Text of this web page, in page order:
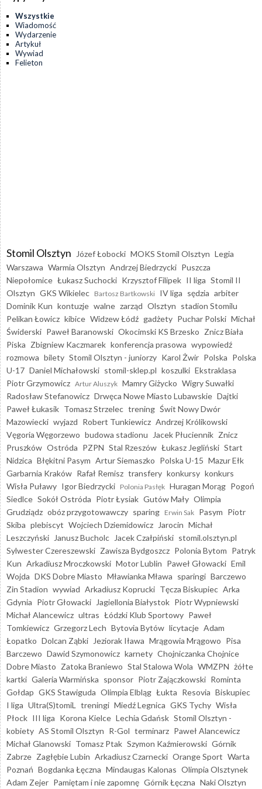
Wszystkie
Wiadomość
Wydarzenie
Artykuł
Wywiad
Felieton
Stomil Olsztyn Józef Łobocki MOKS Stomil Olsztyn Legia
Warszawa Warmia Olsztyn Andrzej Biedrzycki Puszcza
Niepołomice Łukasz Suchocki Krzysztof Filipek II liga Stomil II
Olsztyn GKS Wikielec Bartosz Bartkowski IV liga sędzia arbiter
Dominik Kun kontuzje walne zarząd Olsztyn stadion Stomilu
Pelikan Łowicz kibice Widzew Łódź gadżety Puchar Polski Michał
Świderski Paweł Baranowski Okocimski KS Brzesko Znicz Biała
Piska Zbigniew Kaczmarek konferencja prasowa wypowiedź
rozmowa bilety Stomil Olsztyn - juniorzy Karol Żwir Polska Polska
U-17 Daniel Michałowski stomil-sklep.pl koszulki Ekstraklasa
Piotr Grzymowicz Artur Aluszyk Mamry Giżycko Wigry Suwałki
Radosław Stefanowicz Drwęca Nowe Miasto Lubawskie Dajtki
Paweł Łukasik Tomasz Strzelec trening Świt Nowy Dwór
Mazowiecki wyjazd Robert Tunkiewicz Andrzej Królikowski
Vęgoria Węgorzewo budowa stadionu Jacek Płuciennik Znicz
Pruszków Ostróda PZPN Stal Rzeszów Łukasz Jegliński Start
Nidzica Błękitni Pasym Artur Siemaszko Polska U-15 Mazur Ełk
Garbarnia Kraków Rafał Remisz transfery konkursy konkurs
Wisła Puławy Igor Biedrzycki Polonia Pasłęk Huragan Morąg Pogoń
Siedlce Sokół Ostróda Piotr Łysiak Gutów Mały Olimpia
Grudziądz obóz przygotowawczy sparing Erwin Sak Pasym Piotr
Skiba plebiscyt Wojciech Dziemidowicz Jarocin Michał
Leszczyński
Janusz Bucholc Jacek Czałpiński stomil.olsztyn.pl
Sylwester Czereszewski Zawisza Bydgoszcz Polonia Bytom Patryk
Kun Arkadiusz Mroczkowski Motor Lublin Paweł Głowacki Emil
Wojda DKS Dobre Miasto Mławianka Mława sparingi Barczewo
Zin Stadion wywiad Arkadiusz Koprucki Tęcza Biskupiec Arka
Gdynia Piotr Głowacki Jagiellonia Białystok Piotr Wypniewski
Michał Alancewicz ultras Łódzki Klub Sportowy Paweł
Tomkiewicz Grzegorz Lech Bytovia Bytów licytacje Adam
Łopatko Dolcan Ząbki Jeziorak Iława Mrągowia Mrągowo Pisa
Barczewo Dawid Szymonowicz karnety Chojniczanka Chojnice
Dobre Miasto Zatoka Braniewo Stal Stalowa Wola WMZPN żółte
kartki Galeria Warmińska sponsor Piotr Zajączkowski Rominta
Gołdap GKS Stawiguda Olimpia Elbląg Łukta Resovia Biskupiec
I liga Ultra(S)tomiL treningi Miedź Legnica GKS Tychy Wisła
Płock III liga Korona Kielce Lechia Gdańsk Stomil Olsztyn -
kobiety AS Stomil Olsztyn R-Gol terminarz Paweł Alancewicz
Michał Glanowski Tomasz Ptak Szymon Kaźmierowski Górnik
Zabrze Zagłębie Lubin Arkadiusz Czarnecki Orange Sport Warta
Poznań Bogdanka Łęczna Mindaugas Kalonas Olimpia Olsztynek
Adam Zejer Pamiętam i nie zapomnę Górnik Łęczna Naki Olsztyn